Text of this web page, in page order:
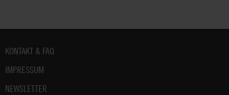
Fußbereich
KONTAKT & FAQ
IMPRESSUM
NEWSLETTER